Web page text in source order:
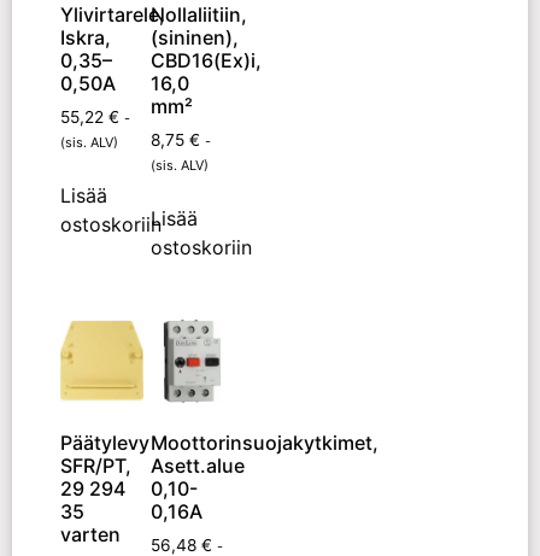
Ylivirtarele,
Iskra,
0,35–
0,50A
55,22 € -
(sis. ALV)
Lisää
ostoskoriin
Nollaliitiin,
(sininen),
CBD16(Ex)i,
16,0
mm²
8,75 € -
(sis. ALV)
Lisää
ostoskoriin
Päätylevy
SFR/PT,
29 294
35
varten
Moottorinsuojakytkimet,
Asett.alue
0,10-
0,16A
56,48 € -